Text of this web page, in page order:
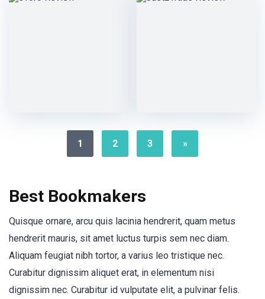
1 2 3 »
Best Bookmakers
Quisque ornare, arcu quis lacinia hendrerit, quam metus
hendrerit mauris, sit amet luctus turpis sem nec diam.
Aliquam feugiat nibh tortor, a varius leo tristique nec.
Curabitur dignissim aliquet erat, in elementum nisi
dignissim nec. Curabitur id vulputate elit, a pulvinar felis.